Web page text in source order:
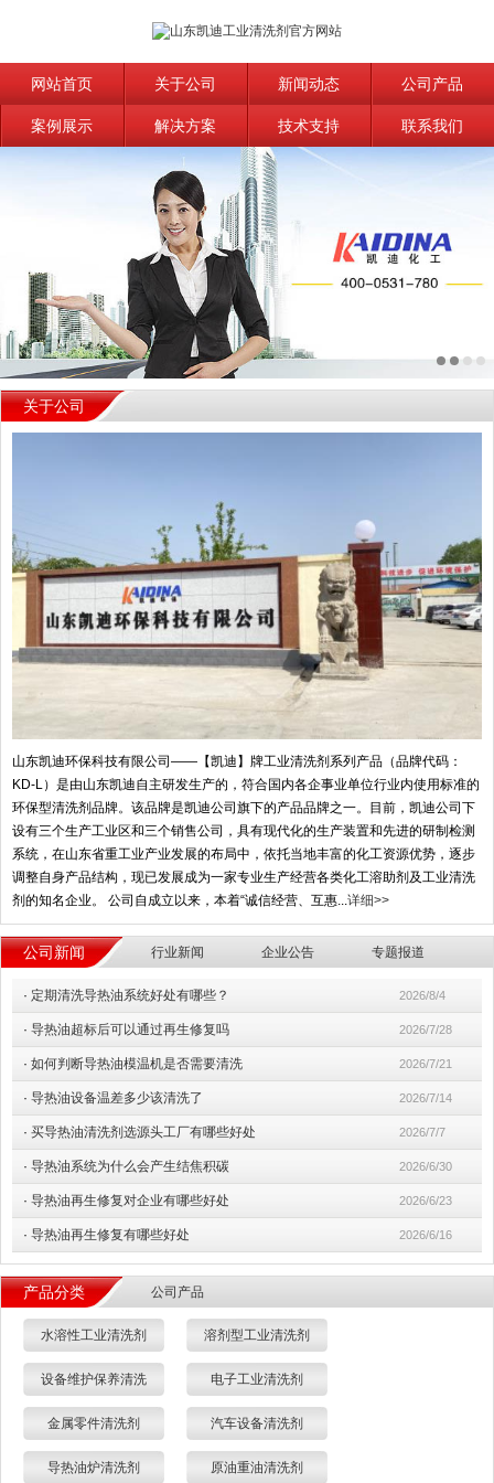
网站首页 关于公司 新闻动态 公司产品
案例展示 解决方案 技术支持 联系我们
关于公司
山东凯迪环保科技有限公司——【凯迪】牌工业清洗剂系列产品（品牌代码：
KD-L）是由山东凯迪自主研发生产的，符合国内各企事业单位行业内使用标准的
环保型清洗剂品牌。该品牌是凯迪公司旗下的产品品牌之一。目前，凯迪公司下
设有三个生产工业区和三个销售公司，具有现代化的生产装置和先进的研制检测
系统，在山东省重工业产业发展的布局中，依托当地丰富的化工资源优势，逐步
调整自身产品结构，现已发展成为一家专业生产经营各类化工溶助剂及工业清洗
剂的知名企业。 公司自成立以来，本着“诚信经营、互惠... 详细>>
公司新闻 行业新闻 企业公告 专题报道
· 定期清洗导热油系统好处有哪些？ 2026/8/4
· 导热油超标后可以通过再生修复吗 2026/7/28
· 如何判断导热油模温机是否需要清洗 2026/7/21
· 导热油设备温差多少该清洗了 2026/7/14
· 买导热油清洗剂选源头工厂有哪些好处 2026/7/7
· 导热油系统为什么会产生结焦积碳 2026/6/30
· 导热油再生修复对企业有哪些好处 2026/6/23
· 导热油再生修复有哪些好处 2026/6/16
产品分类 公司产品
水溶性工业清洗剂 溶剂型工业清洗剂
设备维护保养清洗 电子工业清洗剂
金属零件清洗剂 汽车设备清洗剂
导热油炉清洗剂 原油重油清洗剂